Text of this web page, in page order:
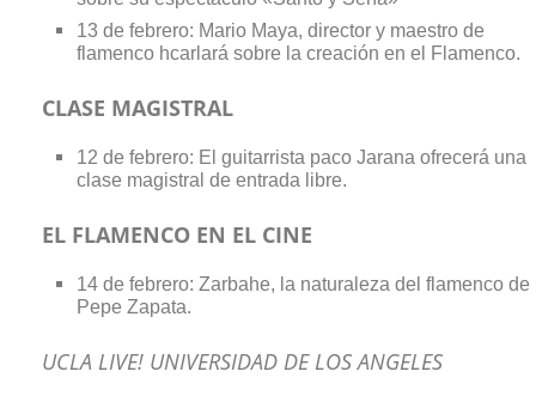
13 de febrero: Mario Maya, director y maestro de
flamenco hcarlará sobre la creación en el Flamenco.
CLASE MAGISTRAL
12 de febrero: El guitarrista paco Jarana ofrecerá una
clase magistral de entrada libre.
EL FLAMENCO EN EL CINE
14 de febrero: Zarbahe, la naturaleza del flamenco de
Pepe Zapata.
UCLA LIVE! UNIVERSIDAD DE LOS ANGELES